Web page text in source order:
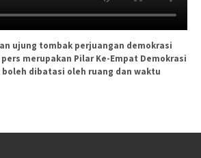
ujung tombak perjuangan demokrasi
merupakan Pilar Ke-Empat Demokrasi
dibatasi oleh ruang dan waktu